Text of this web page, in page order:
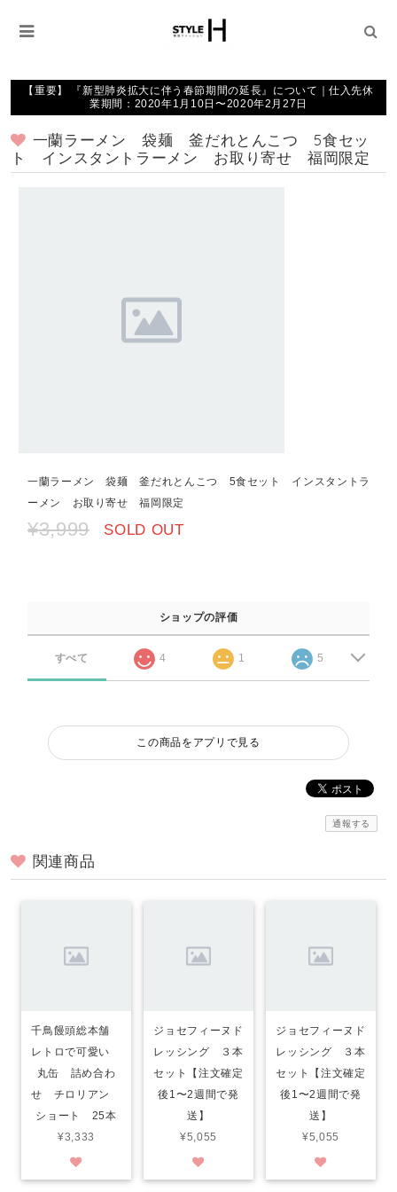
【重要】 『新型肺炎拡大に伴う春節期間の延長』について｜仕入先休
業期間：2020年1月10日〜2020年2月27日
一蘭ラーメン 袋麺 釜だれとんこつ 5食セッ
ト インスタントラーメン お取り寄せ 福岡限定
一蘭ラーメン 袋麺 釜だれとんこつ 5食セット インスタントラ
ーメン お取り寄せ 福岡限定
¥3,999 SOLD OUT
ショップの評価
すべて 4 1 5
この商品をアプリで見る
通報する
関連商品
千鳥饅頭総本舗
レトロで可愛い
丸缶 詰め合わ
せ チロリアン
ショート 25本
¥3,333
ジョセフィーヌド
レッシング ３本
セット【注文確定
後1〜2週間で発
送】
¥5,055
ジョセフィーヌド
レッシング ３本
セット【注文確定
後1〜2週間で発
送】
¥5,055